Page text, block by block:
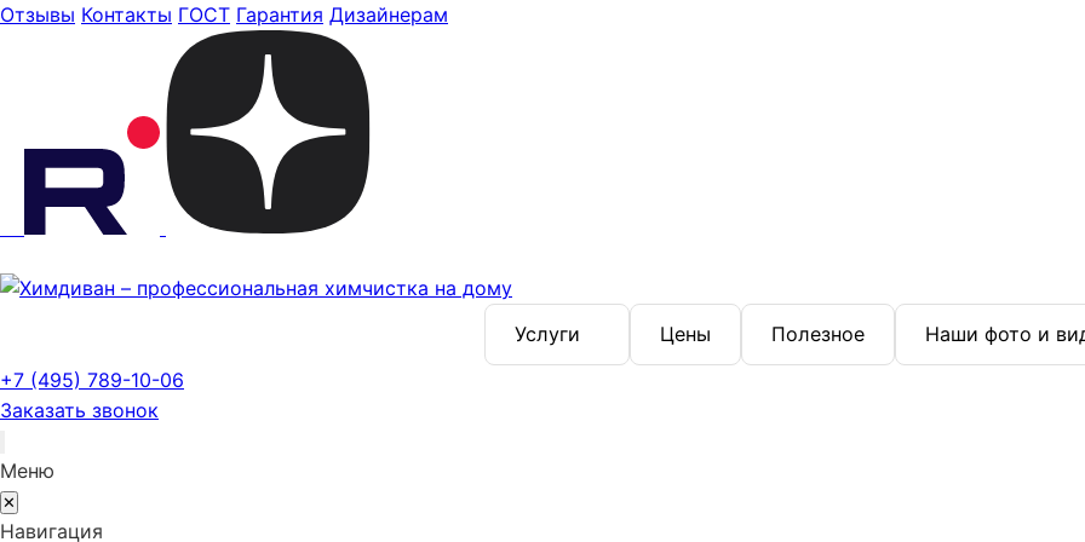
Отзывы Контакты ГОСТ Гарантия Дизайнерам
Услуги Цены Полезное
Наши фото и
+7 (495) 789-10-06
Заказать звонок
Меню
✕
Навигация